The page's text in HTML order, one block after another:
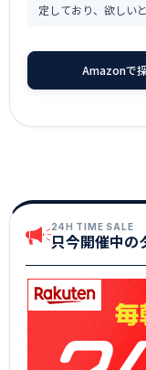
定しており、欲しい
Amazonで
24H TIME SALE
只今開催中の